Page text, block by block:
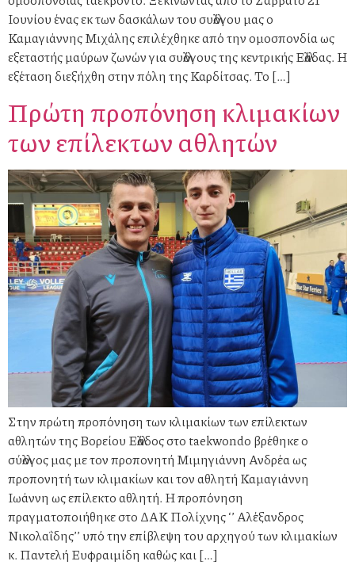
Ιουνίου ένας εκ των δασκάλων του συλλόγου μας ο
Καμαγιάννης Μιχάλης επιλέχθηκε από την ομοσπονδία ως
εξεταστής μαύρων ζωνών για συλλόγους της κεντρικής Ελλάδας. Η
εξέταση διεξήχθη στην πόλη της Καρδίτσας. Το […]
Πρώτη προπόνηση κλιμακίων
των επίλεκτων αθλητών
Στην πρώτη προπόνηση των κλιμακίων των επίλεκτων
αθλητών της Βορείου Ελλάδος στο taekwondo βρέθηκε ο
σύλλογος μας με τον προπονητή Μιμηγιάννη Ανδρέα ως
προπονητή των κλιμακίων και τον αθλητή Καμαγιάννη
Ιωάννη ως επίλεκτο αθλητή. Η προπόνηση
πραγματοποιήθηκε στο ΔΑΚ Πολίχνης ‘’ Αλέξανδρος
Νικολαΐδης’’ υπό την επίβλεψη του αρχηγού των κλιμακίων
κ. Παντελή Ευφραιμίδη καθώς και […]